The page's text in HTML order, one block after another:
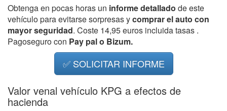
Obtenga en pocas horas un informe detallado de este
vehículo para evitarse sorpresas ycomprar el auto con
mayor seguridad. Coste 14,95 euros incluida tasas .
Pagoseguro con Pay pal o Bizum.
✅ SOLICITAR INFORME
Valor venal vehículo KPG a efectos de
hacienda